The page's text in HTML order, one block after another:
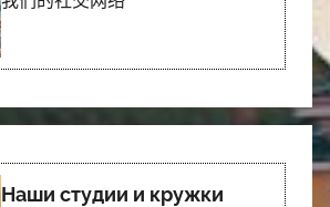
Наши студии и кружки